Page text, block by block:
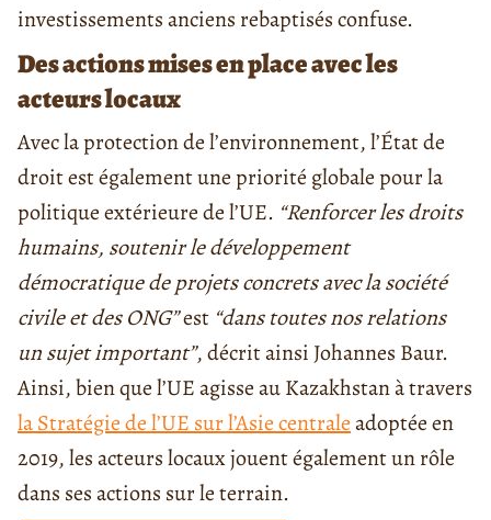
investissements anciens rebaptisés confuse.
Des actions mises en place avec les
acteurs locaux
Avec la protection de l’environnement, l’État de
droit est également une priorité globale pour la
politique extérieure de l’UE. “Renforcer les droits
humains, soutenir le développement
démocratique de projets concrets avec la société
civile et des ONG”est “dans toutes nos relations
un sujet important”, décrit ainsi Johannes Baur.
Ainsi, bien que l’UE agisse au Kazakhstan à travers
la Stratégie de l’UE sur l’Asie centraleadoptée en
2019, les acteurs locaux jouent également un rôle
dans ses actions sur le terrain.